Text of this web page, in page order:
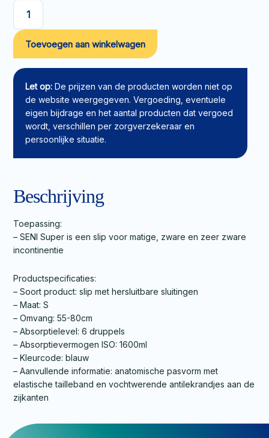
SENI
Super
S
aantal
Toevoegen aan winkelwagen
Let op: De prijzen van de producten worden niet op
de website weergegeven. Vergoeding, eventuele
eigen bijdrage en het aantal producten dat vergoed
wordt, verschillen per zorgverzekeraar en
persoonlijke situatie.
Beschrijving
Toepassing:
– SENI Super is een slip voor matige, zware en zeer zware
incontinentie
Productspecificaties:
– Soort product: slip met hersluitbare sluitingen
– Maat: S
– Omvang: 55-80cm
– Absorptielevel: 6 druppels
– Absorptievermogen ISO: 1600ml
– Kleurcode: blauw
– Aanvullende informatie: anatomische pasvorm met
elastische tailleband en vochtwerende antilekrandjes aan de
zijkanten